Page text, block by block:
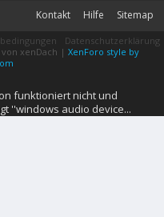
Kontakt Hilfe Sitemap
Datenschutzerklärung
xenDach | XenForo style by
funktioniert nicht und
''windows audio device...